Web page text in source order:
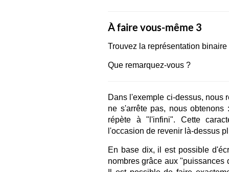
À faire vous-même 3
Trouvez la représentation binaire
Que remarquez-vous ?
Dans l'exemple ci-dessus, nous
ne s'arrête pas, nous obtenons
répète à "l'infini". Cette
l'occasion de revenir là-dessus
En base dix, il est possible
nombres grâce aux "puissances